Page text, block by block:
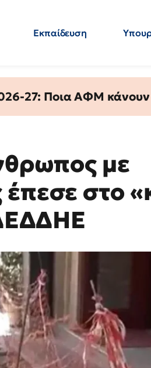
Εκπαίδευση
27: Ποια ΑΦΜ
με
στο